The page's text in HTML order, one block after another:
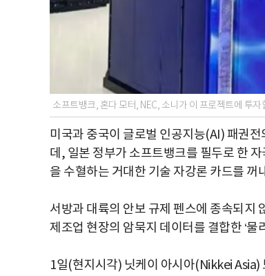
소프트뱅크, 혼다 모터, NEC, 소니가 이 프로젝트에 투
미국과 중국이 글로벌 인공지능(AI) 패권
데, 일본 정부가 소프트뱅크를 필두로 한
을 수혈하는 거대한 기술 자강론 카드를 꺼
서방과 대륙의 안보 규제 펜스에 종속되지
제조업 현장의 암묵지 데이터를 결합한 ‘
1일(현지시각) 닛케이 아시아(Nikkei